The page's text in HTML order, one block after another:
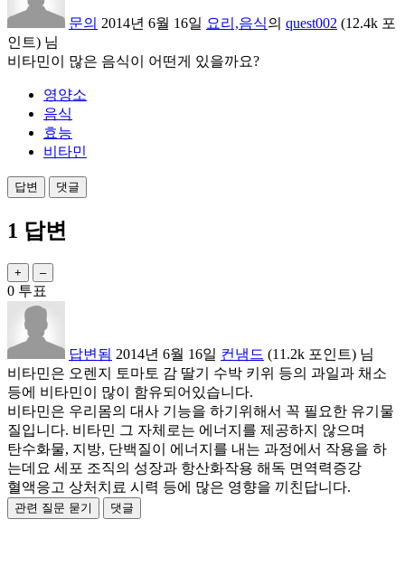
문의 2014년 6월 16일 요리,음식의 quest002 (12.4k 포
인트) 님
비타민이 많은 음식이 어떤게 있을까요?
영양소
음식
효능
비타민
1 답변
0 투표
답변됨 2014년 6월 16일 컨냄드 (11.2k 포인트) 님
비타민은 오렌지 토마토 감 딸기 수박 키위 등의 과일과 채소
등에 비타민이 많이 함유되어있습니다.
비타민은 우리몸의 대사 기능을 하기위해서 꼭 필요한 유기물
질입니다. 비타민 그 자체로는 에너지를 제공하지 않으며
탄수화물, 지방, 단백질이 에너지를 내는 과정에서 작용을 하
는데요 세포 조직의 성장과 항산화작용 해독 면역력증강
혈액응고 상처치료 시력 등에 많은 영향을 끼친답니다.